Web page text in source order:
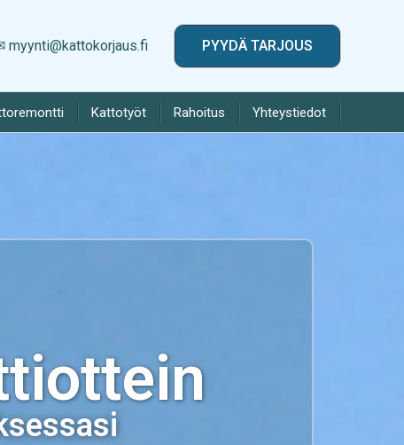
myynti@kattokorjaus.fi PYYDÄ TARJOUS
Kattotyöt Rahoitus Yhteystiedot